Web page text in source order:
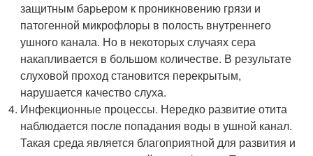
защитным барьером к проникновению грязи и
патогенной микрофлоры в полость внутреннего
ушного канала. Но в некоторых случаях сера
накапливается в большом количестве. В результате
слуховой проход становится перекрытым,
нарушается качество слуха.
Инфекционные процессы. Нередко развитие отита
наблюдается после попадания воды в ушной канал.
Такая среда является благоприятной для развития и